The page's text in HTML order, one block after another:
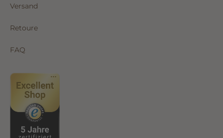
Versand
Retoure
FAQ